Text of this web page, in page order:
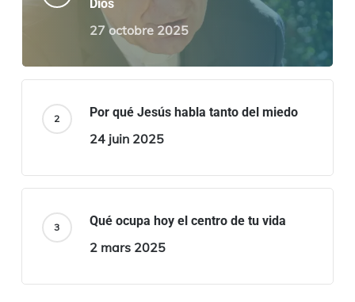
Dios
27 octobre 2025
Por qué Jesús habla tanto del miedo
24 juin 2025
Qué ocupa hoy el centro de tu vida
2 mars 2025